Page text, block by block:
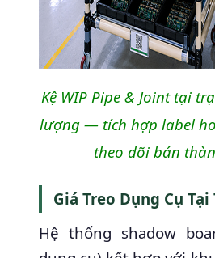
Kệ WIP Pipe & Joint tại
lượng — tích hợp label
theo dõi bán
Giá Treo Dụng Cụ
Hệ thống shadow